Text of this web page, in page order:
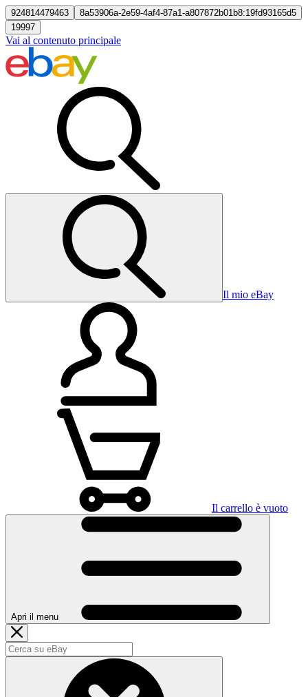
924814479463
8a53906a-2e59-4af4-87a1-a807872b01b8:19fd93165d5
19997
Vai al contenuto principale
Il mio eBay
Il carrello è vuoto
Apri il menu